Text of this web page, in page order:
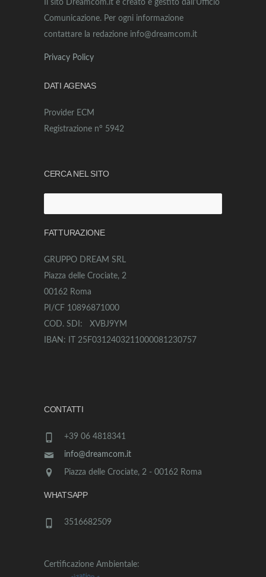
Il sito Dreamcom.it è creato e gestito dall’Ufficio
Comunicazione. Per ogni informazione
contattare la redazione info@dreamcom.it
Privacy Policy
DATI AGENAS
Provider ECM
Registrazione n° 5942
CERCA NEL SITO
per:
FATTURAZIONE
GRUPPO DREAM SRL
Piazza delle Crociate, 2
00162 Roma
PI/CF 10896871000
COD. SDI: XVBJ9YM
IBAN: IT 25F0312403211000081230757
CONTATTI
+39 06 4818341
info@dreamcom.it
Piazza delle Crociate, 2 - 00162 Roma
WHATSAPP
3516682509
Certificazione Ambientale: